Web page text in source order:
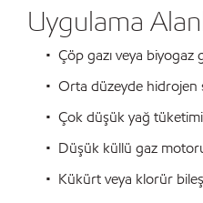
Uygulama
• Çöp gazı veya biyogaz
• Orta düzeyde hidrojen
• Çok düşük yağ
• Düşük küllü gaz motoru
• Kükürt veya klorür